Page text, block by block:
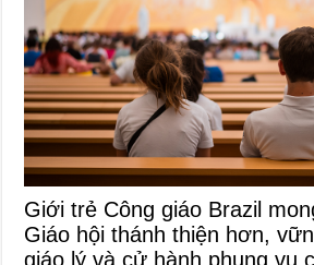
Giới trẻ Công giáo Brazil
Giáo hội thánh thiện hơn,
giáo lý và cử hành phụng vụ